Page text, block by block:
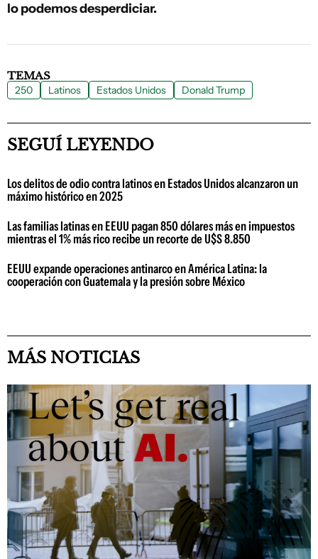
lo podemos desperdiciar.
TEMAS
250 Latinos Estados Unidos Donald Trump
SEGUÍ LEYENDO
Los delitos de odio contra latinos en Estados Unidos alcanzaron un
máximo histórico en 2025
Las familias latinas en EEUU pagan 850 dólares más en impuestos
mientras el 1% más rico recibe un recorte de U$S 8.850
EEUU expande operaciones antinarco en América Latina: la
cooperación con Guatemala y la presión sobre México
MÁS NOTICIAS